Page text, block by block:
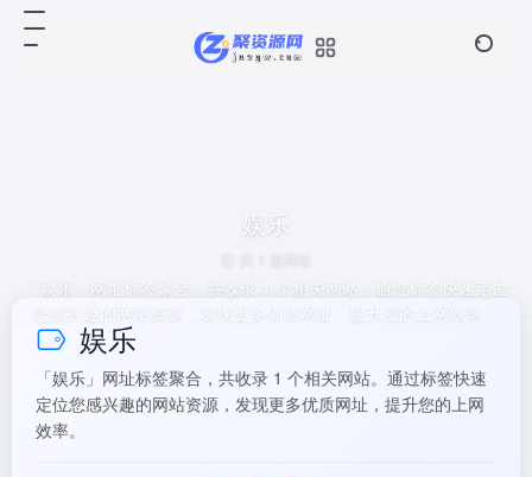
娱乐
「娱乐」网址标签聚合，共收录 1 个相关网站。通过标签快速定位
您感兴趣的网站资源，发现更多优质网址，提升您的上网效率。
娱乐
「娱乐」网址标签聚合，共收录 1 个相关网站。通过标签快速
定位您感兴趣的网站资源，发现更多优质网址，提升您的上网
效率。